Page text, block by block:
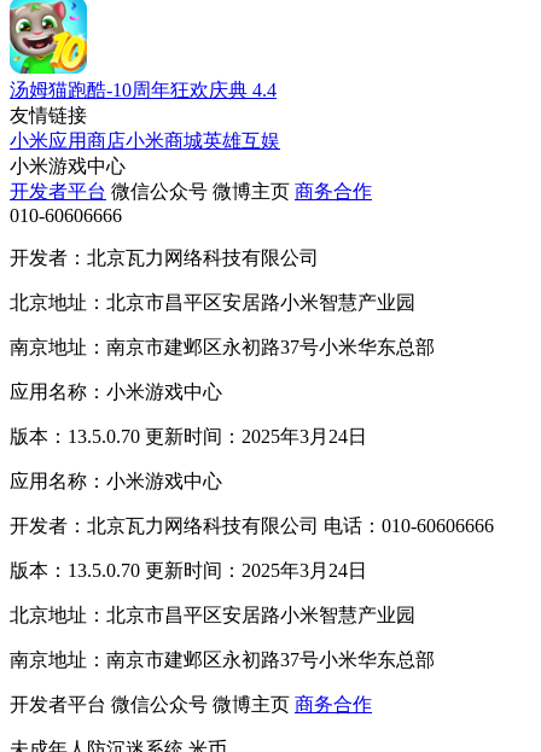
汤姆猫跑酷-10周年狂欢庆典 4.4
友情链接
小米应用商店小米商城英雄互娱
小米游戏中心
开发者平台 微信公众号 微博主页 商务合作
010-60606666
开发者：北京瓦力网络科技有限公司
北京地址：北京市昌平区安居路小米智慧产业园
南京地址：南京市建邺区永初路37号小米华东总部
应用名称：小米游戏中心
版本：13.5.0.70 更新时间：2025年3月24日
应用名称：小米游戏中心
开发者：北京瓦力网络科技有限公司 电话：010-60606666
版本：13.5.0.70 更新时间：2025年3月24日
北京地址：北京市昌平区安居路小米智慧产业园
南京地址：南京市建邺区永初路37号小米华东总部
开发者平台 微信公众号 微博主页 商务合作